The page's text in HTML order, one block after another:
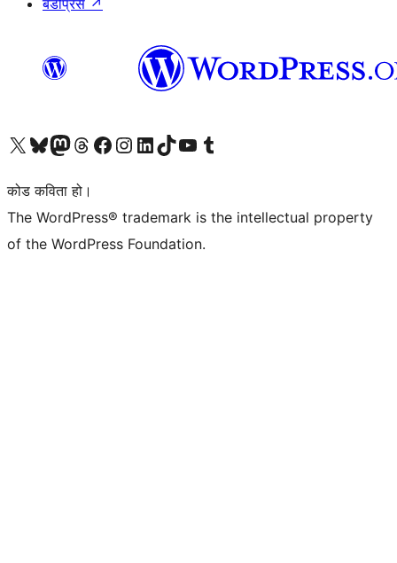
बडीप्रेस ↗
हाम्रो X (पहिले ट्विटर) खातामा जानुहोस्
हाम्रो Bluesky खाता भ्रमण गर्नुहोस्
हाम्रो म्यास्टोडन खाता भ्रमण गर्नुहोस्
हाम्रो थ्रेड्स खातामा जानुहोस्
हाम्रो फेसबुक पेजमा जानुहोस्
हाम्रो इन्स्टाग्राम खातामा जानुहोस्
हाम्रो लिङ्क्डइन खातामा जानुहोस्
हाम्रो TikTok खाता भ्रमण गर्नुहोस्
हाम्रो युट्युब च्यानलमा जानुहोस्
हाम्रो टम्बलर खाता भ्रमण गर्नुहोस्
कोड कविता हो।
The WordPress® trademark is the intellectual property
of the WordPress Foundation.